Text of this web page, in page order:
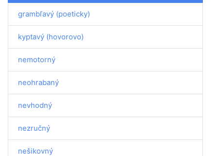
grambľavý (poeticky)
kyptavý (hovorovo)
nemotorný
neohrabaný
nevhodný
nezručný
nešikovný